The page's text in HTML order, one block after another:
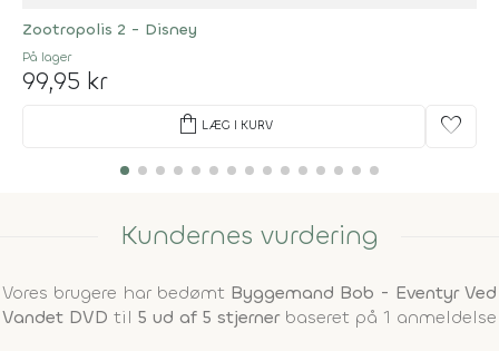
Zootropolis 2 - Disney
På lager
99,95 kr
shopping_bag LÆG I KURV favorite
Kundernes vurdering
Vores brugere har bedømt Byggemand Bob - Eventyr Ved
Vandet DVD til 5 ud af 5 stjernerbaseret på 1 anmeldelse